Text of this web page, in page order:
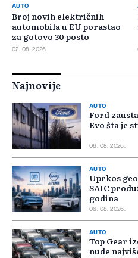
AUTO
Broj novih električnih
automobila u EU porastao
za gotovo 30 posto
02. 08. 2026.
Najnovije
AUTO
Ford
Evo šta je
06. 08. 2026.
AUTO
Uprkos
SAIC
godina
06. 08. 2026.
AUTO
Top Gear
nude